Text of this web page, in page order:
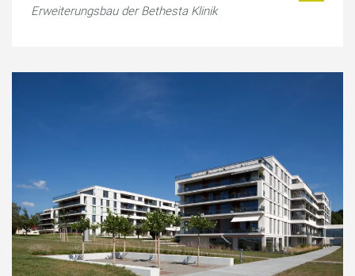
Erweiterungsbau der Bethesta Klinik